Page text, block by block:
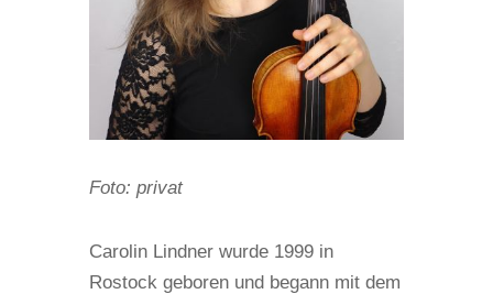
Foto: privat
Carolin Lindner wurde 1999 in
Rostock geboren und begann mit dem